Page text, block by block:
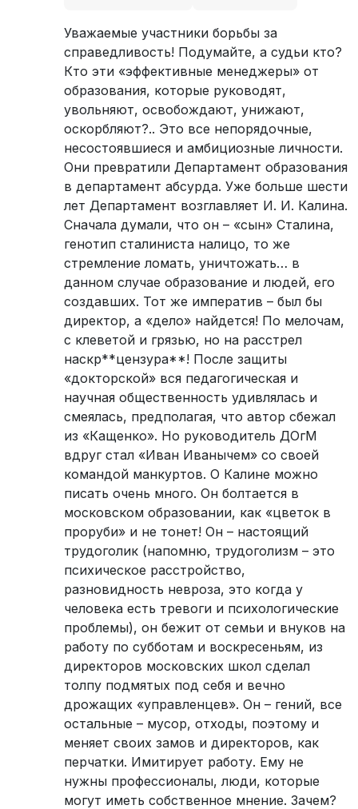
Уважаемые участники борьбы за
справедливость! Подумайте, а судьи кто?
Кто эти «эффективные менеджеры» от
образования, которые руководят,
увольняют, освобождают, унижают,
оскорбляют?.. Это все непорядочные,
несостоявшиеся и амбициозные личности.
Они превратили Департамент образования
в департамент абсурда. Уже больше шести
лет Департамент возглавляет И. И. Калина.
Сначала думали, что он – «сын» Сталина,
генотип сталиниста налицо, то же
стремление ломать, уничтожать… в
данном случае образование и людей, его
создавших. Тот же императив – был бы
директор, а «дело» найдется! По мелочам,
с клеветой и грязью, но на расстрел
наскр**цензура**! После защиты
«докторской» вся педагогическая и
научная общественность удивлялась и
смеялась, предполагая, что автор сбежал
из «Кащенко». Но руководитель ДОгМ
вдруг стал «Иван Иванычем» со своей
командой манкуртов. О Калине можно
писать очень много. Он болтается в
московском образовании, как «цветок в
проруби» и не тонет! Он – настоящий
трудоголик (напомню, трудоголизм – это
психическое расстройство,
разновидность невроза, это когда у
человека есть тревоги и психологические
проблемы), он бежит от семьи и внуков на
работу по субботам и воскресеньям, из
директоров московских школ сделал
толпу подмятых под себя и вечно
дрожащих «управленцев». Он – гений, все
остальные – мусор, отходы, поэтому и
меняет своих замов и директоров, как
перчатки. Имитирует работу. Ему не
нужны профессионалы, люди, которые
могут иметь собственное мнение. Зачем?